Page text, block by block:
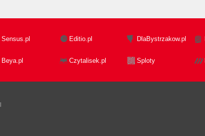
Sensus.pl Editio.pl DlaBystrzakow.pl
Beya.pl Czytalisek.pl Sploty